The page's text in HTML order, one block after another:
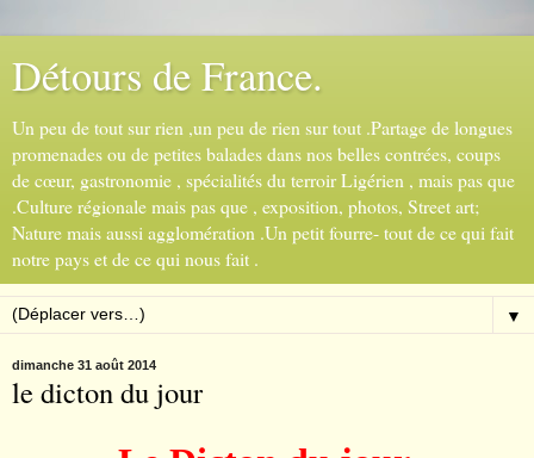
Détours de France.
Un peu de tout sur rien ,un peu de rien sur tout .Partage de longues
promenades ou de petites balades dans nos belles contrées, coups
de cœur, gastronomie , spécialités du terroir Ligérien , mais pas que
.Culture régionale mais pas que , exposition, photos, Street art;
Nature mais aussi agglomération .Un petit fourre- tout de ce qui fait
notre pays et de ce qui nous fait .
▼
dimanche 31 août 2014
le dicton du jour